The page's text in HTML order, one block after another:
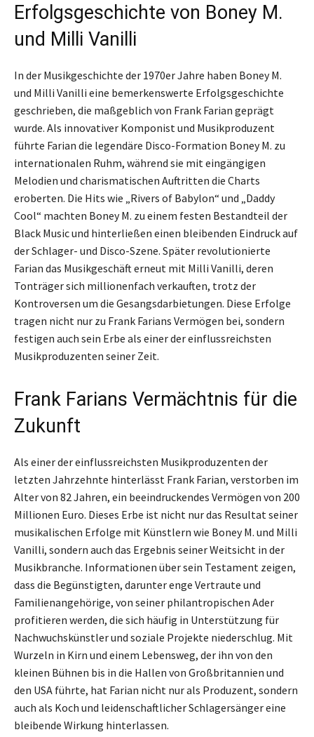
Erfolgsgeschichte von Boney M.
und Milli Vanilli
In der Musikgeschichte der 1970er Jahre haben Boney M.
und Milli Vanilli eine bemerkenswerte Erfolgsgeschichte
geschrieben, die maßgeblich von Frank Farian geprägt
wurde. Als innovativer Komponist und Musikproduzent
führte Farian die legendäre Disco-Formation Boney M. zu
internationalen Ruhm, während sie mit eingängigen
Melodien und charismatischen Auftritten die Charts
eroberten. Die Hits wie „Rivers of Babylon“ und „Daddy
Cool“ machten Boney M. zu einem festen Bestandteil der
Black Music und hinterließen einen bleibenden Eindruck auf
der Schlager- und Disco-Szene. Später revolutionierte
Farian das Musikgeschäft erneut mit Milli Vanilli, deren
Tonträger sich millionenfach verkauften, trotz der
Kontroversen um die Gesangsdarbietungen. Diese Erfolge
tragen nicht nur zu Frank Farians Vermögen bei, sondern
festigen auch sein Erbe als einer der einflussreichsten
Musikproduzenten seiner Zeit.
Frank Farians Vermächtnis für die
Zukunft
Als einer der einflussreichsten Musikproduzenten der
letzten Jahrzehnte hinterlässt Frank Farian, verstorben im
Alter von 82 Jahren, ein beeindruckendes Vermögen von 200
Millionen Euro. Dieses Erbe ist nicht nur das Resultat seiner
musikalischen Erfolge mit Künstlern wie Boney M. und Milli
Vanilli, sondern auch das Ergebnis seiner Weitsicht in der
Musikbranche. Informationen über sein Testament zeigen,
dass die Begünstigten, darunter enge Vertraute und
Familienangehörige, von seiner philantropischen Ader
profitieren werden, die sich häufig in Unterstützung für
Nachwuchskünstler und soziale Projekte niederschlug. Mit
Wurzeln in Kirn und einem Lebensweg, der ihn von den
kleinen Bühnen bis in die Hallen von Großbritannien und
den USA führte, hat Farian nicht nur als Produzent, sondern
auch als Koch und leidenschaftlicher Schlagersänger eine
bleibende Wirkung hinterlassen.